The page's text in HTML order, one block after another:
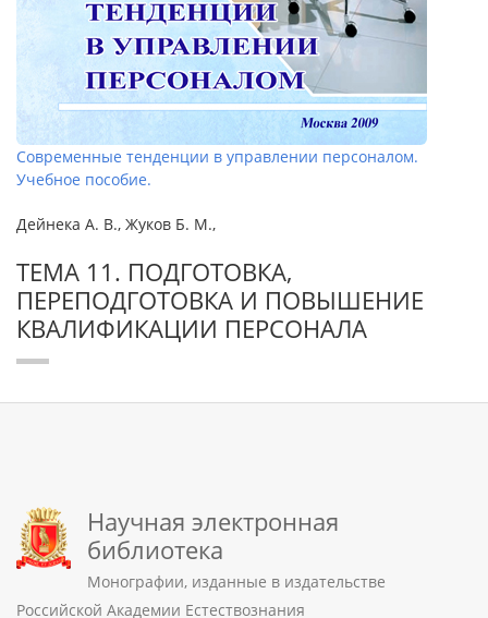
Современные тенденции в управлении персоналом.
Учебное пособие.
Дейнека А. В., Жуков Б. М.,
ТЕМА 11. ПОДГОТОВКА,
ПЕРЕПОДГОТОВКА И ПОВЫШЕНИЕ
КВАЛИФИКАЦИИ ПЕРСОНАЛА
Научная электронная
библиотека
Монографии, изданные в издательстве
Российской Академии Естествознания